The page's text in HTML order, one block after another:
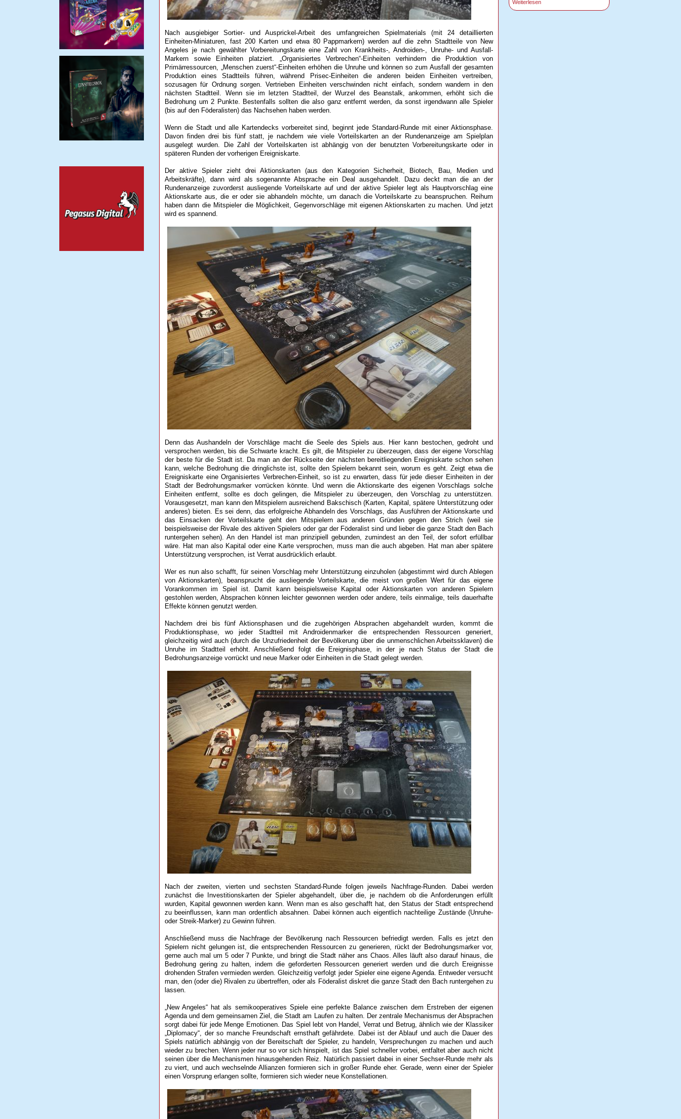
Nach ausgiebiger Sortier- und Ausprickel-Arbeit des umfangreichen Spielmaterials (mit 24 detaillierten
Einheiten-Miniaturen, fast 200 Karten und etwa 80 Pappmarkern) werden auf die zehn Stadtteile von New
Angeles je nach gewählter Vorbereitungskarte eine Zahl von Krankheits-, Androiden-, Unruhe- und Ausfall-
Markern sowie Einheiten platziert. „Organisiertes Verbrechen“-Einheiten verhindern die Produktion von
Primärressourcen, „Menschen zuerst“-Einheiten erhöhen die Unruhe und können so zum Ausfall der gesamten
Produktion eines Stadtteils führen, während Prisec-Einheiten die anderen beiden Einheiten vertreiben,
sozusagen für Ordnung sorgen. Vertrieben Einheiten verschwinden nicht einfach, sondern wandern in den
nächsten Stadtteil. Wenn sie im letzten Stadtteil, der Wurzel des Beanstalk, ankommen, erhöht sich die
Bedrohung um 2 Punkte. Bestenfalls sollten die also ganz entfernt werden, da sonst irgendwann alle Spieler
(bis auf den Föderalisten) das Nachsehen haben werden.
Wenn die Stadt und alle Kartendecks vorbereitet sind, beginnt jede Standard-Runde mit einer Aktionsphase.
Davon finden drei bis fünf statt, je nachdem wie viele Vorteilskarten an der Rundenanzeige am Spielplan
ausgelegt wurden. Die Zahl der Vorteilskarten ist abhängig von der benutzten Vorbereitungskarte oder in
späteren Runden der vorherigen Ereigniskarte.
Der aktive Spieler zieht drei Aktionskarten (aus den Kategorien Sicherheit, Biotech, Bau, Medien und
Arbeitskräfte), dann wird als sogenannte Absprache ein Deal ausgehandelt. Dazu deckt man die an der
Rundenanzeige zuvorderst ausliegende Vorteilskarte auf und der aktive Spieler legt als Hauptvorschlag eine
Aktionskarte aus, die er oder sie abhandeln möchte, um danach die Vorteilskarte zu beanspruchen. Reihum
haben dann die Mitspieler die Möglichkeit, Gegenvorschläge mit eigenen Aktionskarten zu machen. Und jetzt
wird es spannend.
Denn das Aushandeln der Vorschläge macht die Seele des Spiels aus. Hier kann bestochen, gedroht und
versprochen werden, bis die Schwarte kracht. Es gilt, die Mitspieler zu überzeugen, dass der eigene Vorschlag
der beste für die Stadt ist. Da man an der Rückseite der nächsten bereitliegenden Ereigniskarte schon sehen
kann, welche Bedrohung die dringlichste ist, sollte den Spielern bekannt sein, worum es geht. Zeigt etwa die
Ereigniskarte eine Organisiertes Verbrechen-Einheit, so ist zu erwarten, dass für jede dieser Einheiten in der
Stadt der Bedrohungsmarker vorrücken könnte. Und wenn die Aktionskarte des eigenen Vorschlags solche
Einheiten entfernt, sollte es doch gelingen, die Mitspieler zu überzeugen, den Vorschlag zu unterstützen.
Vorausgesetzt, man kann den Mitspielern ausreichend Bakschisch (Karten, Kapital, spätere Unterstützung oder
anderes) bieten. Es sei denn, das erfolgreiche Abhandeln des Vorschlags, das Ausführen der Aktionskarte und
das Einsacken der Vorteilskarte geht den Mitspielern aus anderen Gründen gegen den Strich (weil sie
beispielsweise der Rivale des aktiven Spielers oder gar der Föderalist sind und lieber die ganze Stadt den Bach
runtergehen sehen). An den Handel ist man prinzipiell gebunden, zumindest an den Teil, der sofort erfüllbar
wäre. Hat man also Kapital oder eine Karte versprochen, muss man die auch abgeben. Hat man aber spätere
Unterstützung versprochen, ist Verrat ausdrücklich erlaubt.
Wer es nun also schafft, für seinen Vorschlag mehr Unterstützung einzuholen (abgestimmt wird durch Ablegen
von Aktionskarten), beansprucht die ausliegende Vorteilskarte, die meist von großen Wert für das eigene
Vorankommen im Spiel ist. Damit kann beispielsweise Kapital oder Aktionskarten von anderen Spielern
gestohlen werden, Absprachen können leichter gewonnen werden oder andere, teils einmalige, teils dauerhafte
Effekte können genutzt werden.
Nachdem drei bis fünf Aktionsphasen und die zugehörigen Absprachen abgehandelt wurden, kommt die
Produktionsphase, wo jeder Stadtteil mit Androidenmarker die entsprechenden Ressourcen generiert,
gleichzeitig wird auch (durch die Unzufriedenheit der Bevölkerung über die unmenschlichen Arbeitssklaven) die
Unruhe im Stadtteil erhöht. Anschließend folgt die Ereignisphase, in der je nach Status der Stadt die
Bedrohungsanzeige vorrückt und neue Marker oder Einheiten in die Stadt gelegt werden.
Nach der zweiten, vierten und sechsten Standard-Runde folgen jeweils Nachfrage-Runden. Dabei werden
zunächst die Investitionskarten der Spieler abgehandelt, über die, je nachdem ob die Anforderungen erfüllt
wurden, Kapital gewonnen werden kann. Wenn man es also geschafft hat, den Status der Stadt entsprechend
zu beeinflussen, kann man ordentlich absahnen. Dabei können auch eigentlich nachteilige Zustände (Unruhe-
oder Streik-Marker) zu Gewinn führen.
Anschließend muss die Nachfrage der Bevölkerung nach Ressourcen befriedigt werden. Falls es jetzt den
Spielern nicht gelungen ist, die entsprechenden Ressourcen zu generieren, rückt der Bedrohungsmarker vor,
gerne auch mal um 5 oder 7 Punkte, und bringt die Stadt näher ans Chaos. Alles läuft also darauf hinaus, die
Bedrohung gering zu halten, indem die geforderten Ressourcen generiert werden und die durch Ereignisse
drohenden Strafen vermieden werden. Gleichzeitig verfolgt jeder Spieler eine eigene Agenda. Entweder versucht
man, den (oder die) Rivalen zu übertreffen, oder als Föderalist diskret die ganze Stadt den Bach runtergehen zu
lassen.
„New Angeles“ hat als semikooperatives Spiele eine perfekte Balance zwischen dem Erstreben der eigenen
Agenda und dem gemeinsamen Ziel, die Stadt am Laufen zu halten. Der zentrale Mechanismus der Absprachen
sorgt dabei für jede Menge Emotionen. Das Spiel lebt von Handel, Verrat und Betrug, ähnlich wie der Klassiker
„Diplomacy“, der so manche Freundschaft ernsthaft gefährdete. Dabei ist der Ablauf und auch die Dauer des
Spiels natürlich abhängig von der Bereitschaft der Spieler, zu handeln, Versprechungen zu machen und auch
wieder zu brechen. Wenn jeder nur so vor sich hinspielt, ist das Spiel schneller vorbei, entfaltet aber auch nicht
seinen über die Mechanismen hinausgehenden Reiz. Natürlich passiert dabei in einer Sechser-Runde mehr als
zu viert, und auch wechselnde Allianzen formieren sich in großer Runde eher. Gerade, wenn einer der Spieler
einen Vorsprung erlangen sollte, formieren sich wieder neue Konstellationen.
Weiterlesen